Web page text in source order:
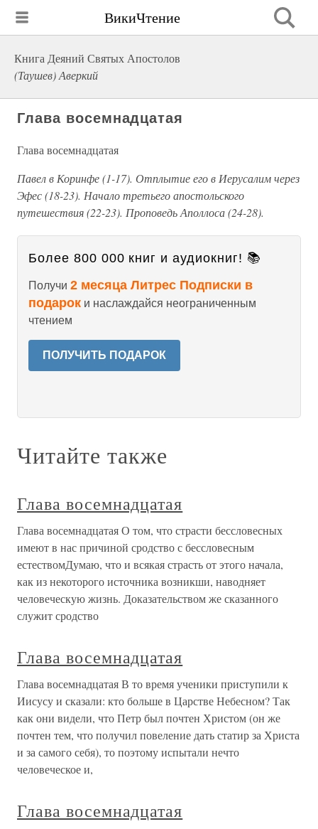
ВикиЧтение
Книга Деяний Святых Апостолов
(Таушев) Аверкий
Глава восемнадцатая
Глава восемнадцатая
Павел в Коринфе (1-17). Отплытие его в Иерусалим через
Эфес (18-23). Начало третьего апостольского
путешествия (22-23). Проповедь Аполлоса (24-28).
Более 800 000 книг и аудиокниг! 📚
Получи 2 месяца Литрес Подписки в
подарок и наслаждайся неограниченным
чтением
ПОЛУЧИТЬ ПОДАРОК
Читайте также
Глава восемнадцатая
Глава восемнадцатая О том, что страсти бессловесных
имеют в нас причиной сродство с бессловесным
естествомДумаю, что и всякая страсть от этого начала,
как из некоторого источника возникши, наводняет
человеческую жизнь. Доказательством же сказанного
служит сродство
Глава восемнадцатая
Глава восемнадцатая В то время ученики приступили к
Иисусу и сказали: кто больше в Царстве Небесном? Так
как они видели, что Петр был почтен Христом (он же
почтен тем, что получил повеление дать статир за Христа
и за самого себя), то поэтому испытали нечто
человеческое и,
Глава восемнадцатая